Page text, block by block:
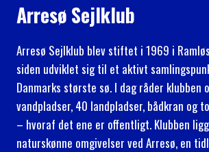
Arresø Sejlklub
Arresø Sejlklub blev stiftet i 1969 i
siden udviklet sig til et aktivt
Danmarks største sø. I dag råder klubben
vandpladser, 40 landpladser, bådkran og
– hvoraf det ene er offentligt. Klubben
naturskønne omgivelser ved Arresø, en